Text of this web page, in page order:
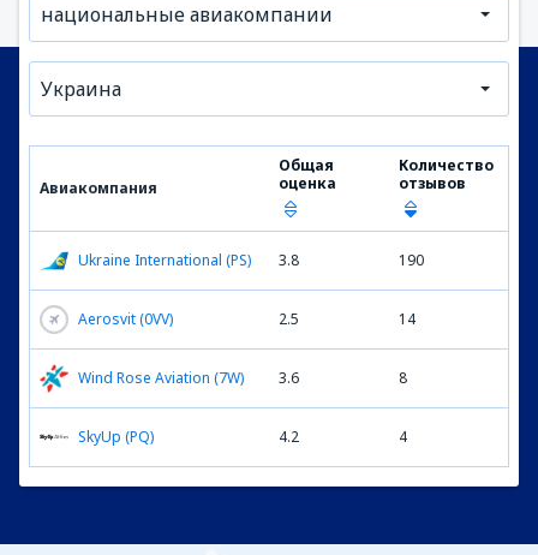
национальные авиакомпании
Украина
Авиакомпания
Общая
оценка
Количество
отзывов
Ukraine International (PS) 3.8 190
Aerosvit (0VV) 2.5 14
Wind Rose Aviation (7W) 3.6 8
SkyUp (PQ) 4.2 4